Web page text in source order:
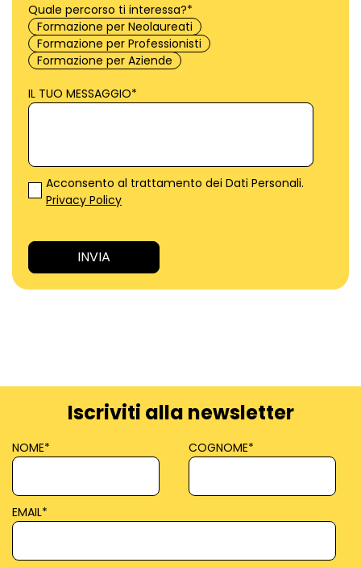
Quale percorso ti interessa?*
Formazione per Neolaureati
Formazione per Professionisti
Formazione per Aziende
IL TUO MESSAGGIO*
Acconsento al trattamento dei Dati Personali.
Privacy Policy
Iscriviti alla newsletter
NOME* COGNOME*
EMAIL*